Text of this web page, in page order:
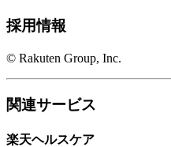
採用情報
© Rakuten Group, Inc.
関連サービス
楽天ヘルスケア